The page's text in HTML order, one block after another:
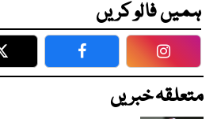
ہمیں فالو کریں
Twitter Facebook
متعلقہ خبریں